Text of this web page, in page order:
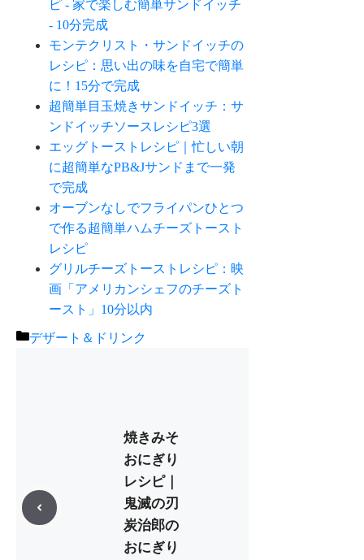
ピ - 家で楽しむ簡単サンドイッチ
- 10分完成
モンテクリスト・サンドイッチの
レシピ：思い出の味を自宅で簡単
に！15分で完成
超簡単目玉焼きサンドイッチ：サ
ンドイッチソースレシピ3選
エッグトーストレシピ｜忙しい朝
に超簡単なPB&Jサンドまで一発
で完成
オーブンなしでフライパンひとつ
で作る超簡単ハムチーズトースト
レシピ
グリルチーズトーストレシピ：映
画「アメリカンシェフのチーズト
ースト」10分以内
カ
デザート＆ドリンク
焼きみそ
おにぎり
レシピ｜
鬼滅の刃
炭治郎の
おにぎり